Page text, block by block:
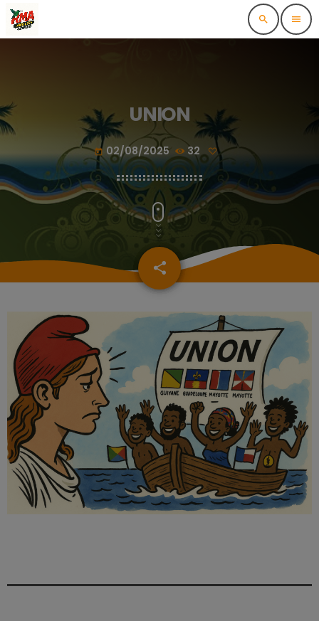
search menu
UNION
today 02/08/2025 32
share
email